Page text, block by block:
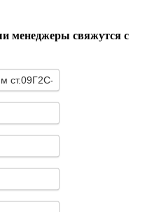
менеджеры свяжутся с